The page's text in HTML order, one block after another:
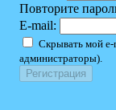
Повторите
E-mail:
Скрывать мой e-
администраторы).